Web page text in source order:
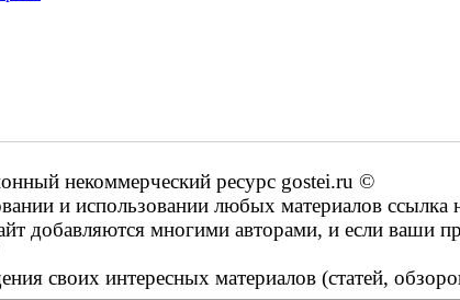
некоммерческий ресурс gostei.ru ©
и использовании любых материалов ссылка
добавляются многими авторами, и если ваши
своих интересных материалов (статей,